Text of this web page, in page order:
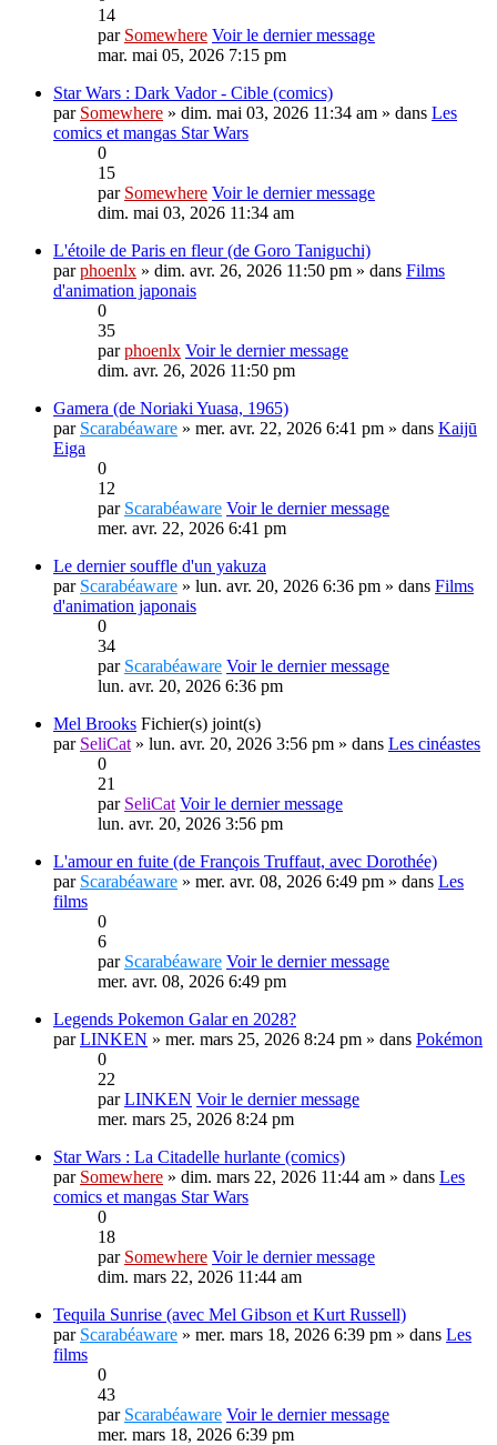
14
par Somewhere Voir le dernier message
mar. mai 05, 2026 7:15 pm
Star Wars : Dark Vador - Cible (comics)
par Somewhere » dim. mai 03, 2026 11:34 am » dans Les
comics et mangas Star Wars
0
15
par Somewhere Voir le dernier message
dim. mai 03, 2026 11:34 am
L'étoile de Paris en fleur (de Goro Taniguchi)
parphoenlx » dim. avr. 26, 2026 11:50 pm » dans Films
d'animation japonais
0
35
parphoenlx Voir le dernier message
dim. avr. 26, 2026 11:50 pm
Gamera (de Noriaki Yuasa, 1965)
par Scarabéaware » mer. avr. 22, 2026 6:41 pm » dans Kaijū
Eiga
0
12
par Scarabéaware Voir le dernier message
mer. avr. 22, 2026 6:41 pm
Le dernier souffle d'un yakuza
par Scarabéaware » lun. avr. 20, 2026 6:36 pm » dans Films
d'animation japonais
0
34
par Scarabéaware Voir le dernier message
lun. avr. 20, 2026 6:36 pm
Mel Brooks Fichier(s) joint(s)
par SeliCat » lun. avr. 20, 2026 3:56 pm » dans Les cinéastes
0
21
par SeliCat Voir le dernier message
lun. avr. 20, 2026 3:56 pm
L'amour en fuite (de François Truffaut, avec Dorothée)
par Scarabéaware » mer. avr. 08, 2026 6:49 pm » dans Les
films
0
6
par Scarabéaware Voir le dernier message
mer. avr. 08, 2026 6:49 pm
Legends Pokemon Galar en 2028?
parLINKEN » mer. mars 25, 2026 8:24 pm » dans Pokémon
0
22
parLINKEN Voir le dernier message
mer. mars 25, 2026 8:24 pm
Star Wars : La Citadelle hurlante (comics)
par Somewhere » dim. mars 22, 2026 11:44 am » dans Les
comics et mangas Star Wars
0
18
par Somewhere Voir le dernier message
dim. mars 22, 2026 11:44 am
Tequila Sunrise (avec Mel Gibson et Kurt Russell)
par Scarabéaware » mer. mars 18, 2026 6:39 pm » dans Les
films
0
43
par Scarabéaware Voir le dernier message
mer. mars 18, 2026 6:39 pm